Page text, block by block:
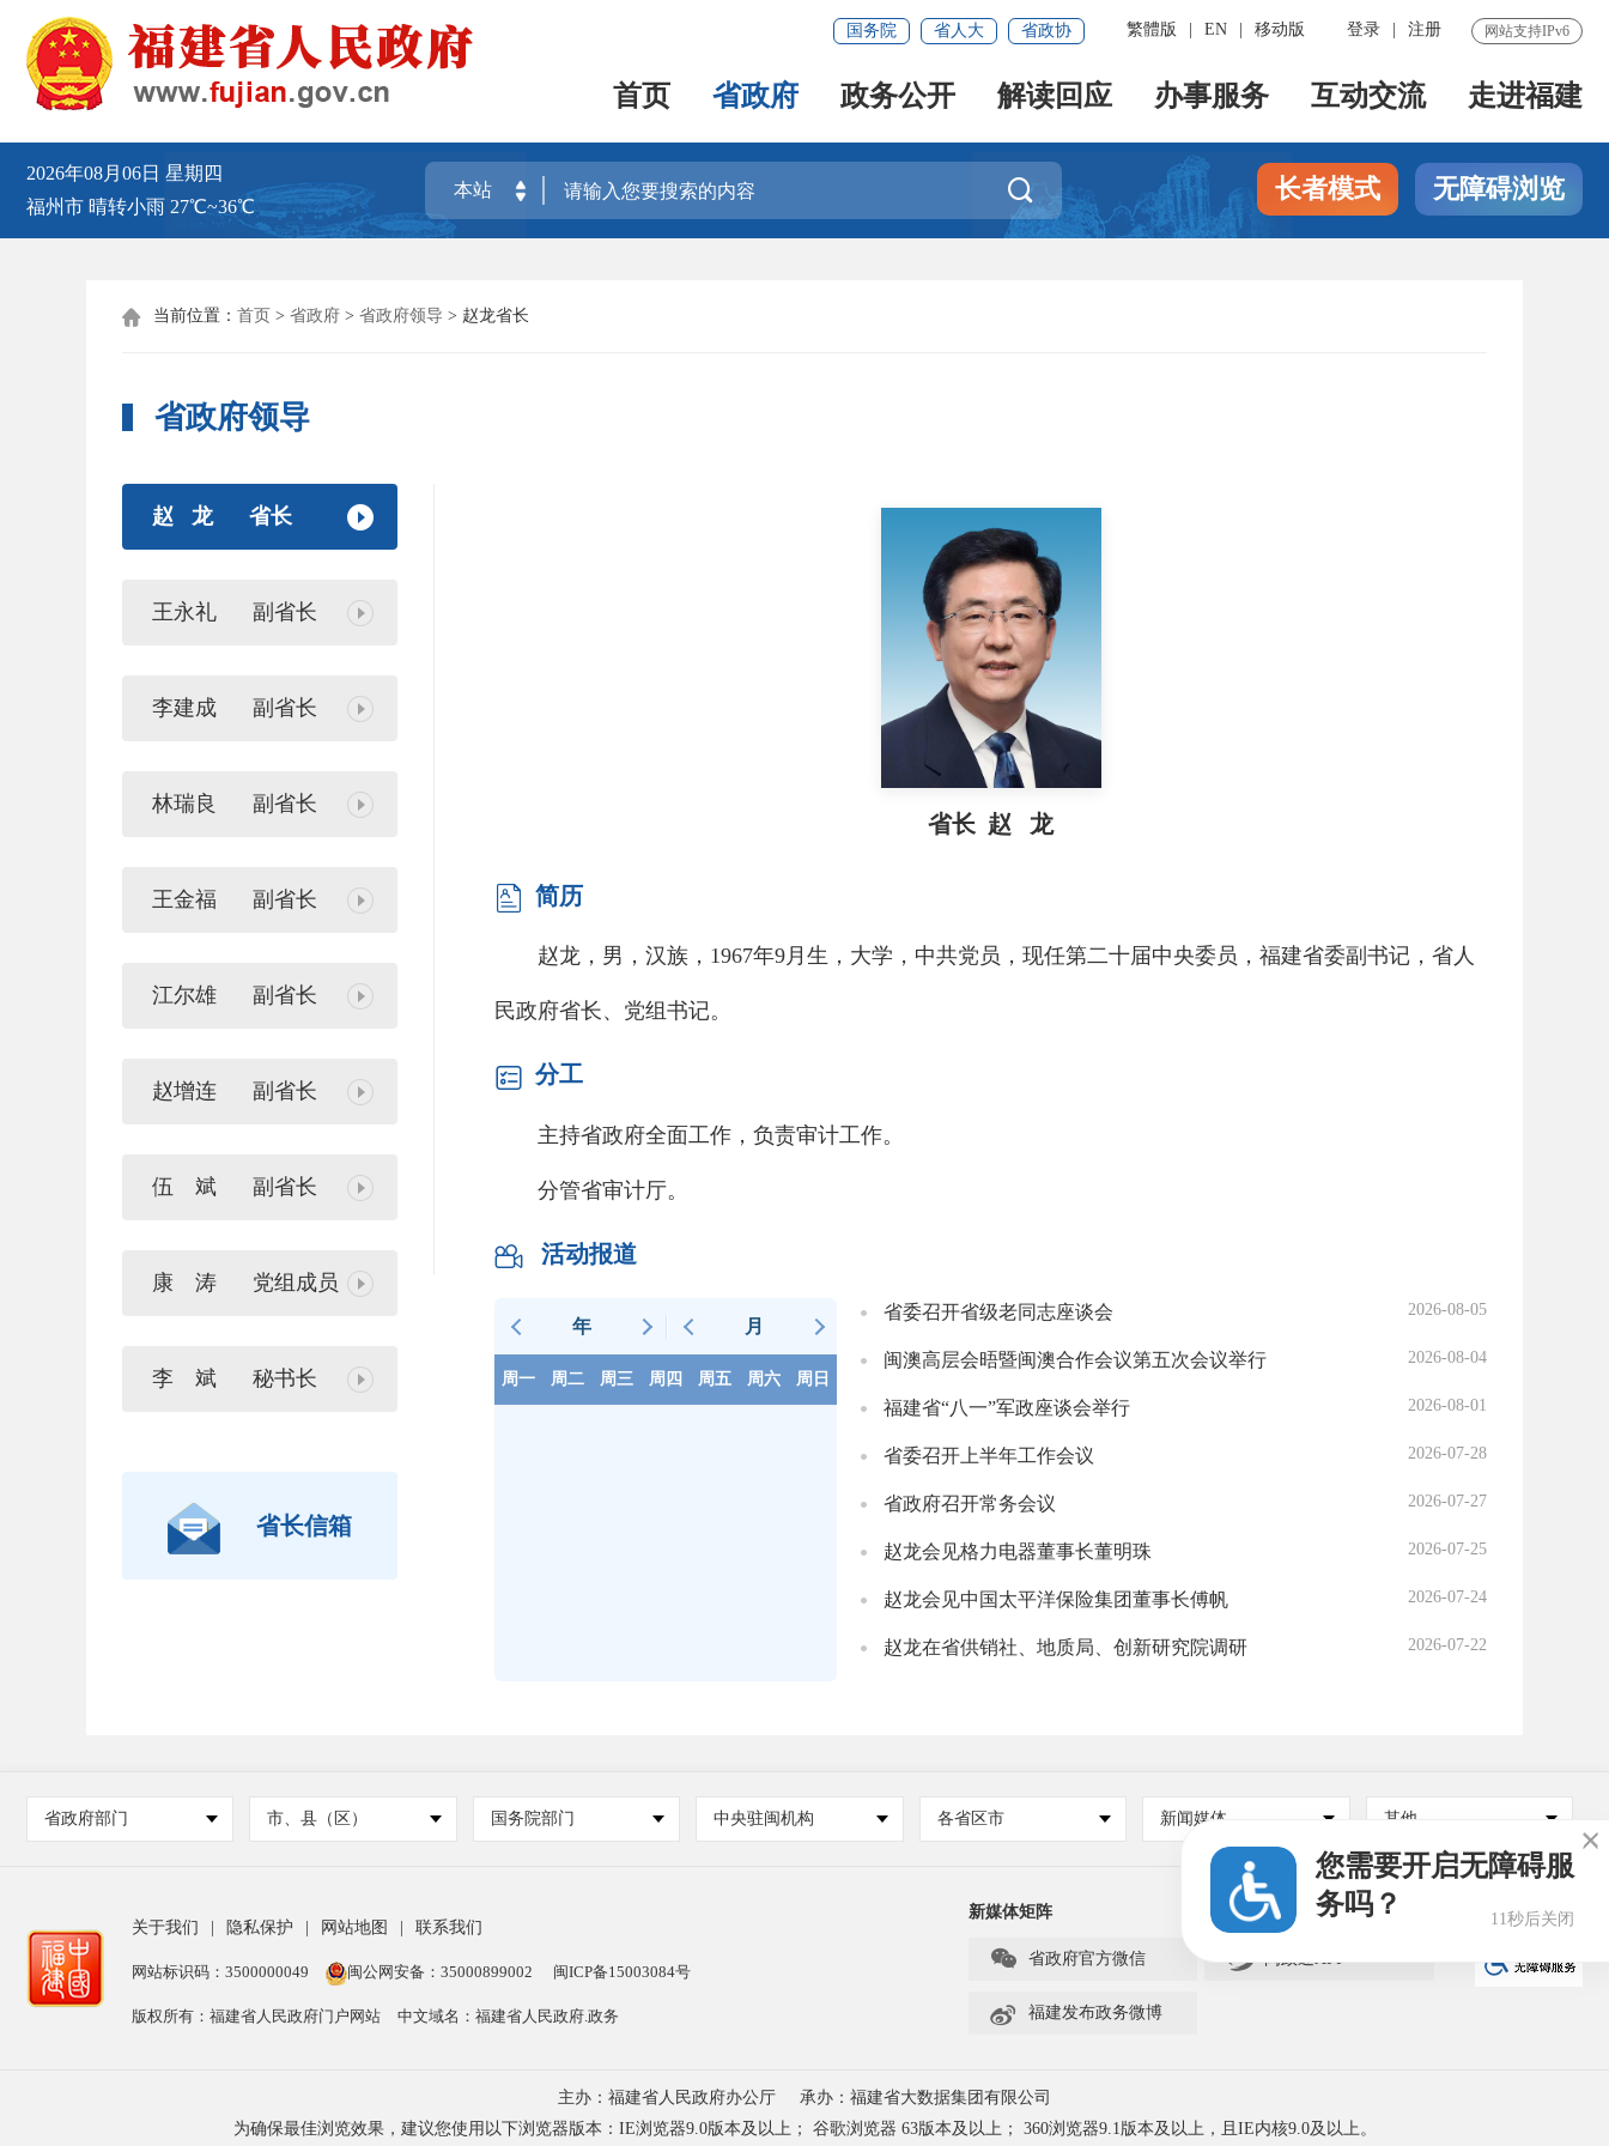
网站支持IPv6
登录 注册
繁體版 EN 移动版
国务院 省人大 省政协
首页 省政府 政务公开 解读回应 办事服务 互动交流 走进福建
2026年08月06日 星期四
福州市 晴转小雨 27℃~36℃
 长者模式 无障碍浏览
 当前位置： 首页 > 省政府 > 省政府领导 > 赵龙省长
省政府领导
赵 龙 省长
王永礼 副省长
李建成 副省长
林瑞良 副省长
王金福 副省长
江尔雄 副省长
赵增连 副省长
伍 斌 副省长
康 涛 党组成员
李 斌 秘书长
省长信箱
省长 赵 龙
 简历
赵龙，男，汉族，1967年9月生，大学，中共党员，现任第二十届中央委员，福建省委副书记，省人
民政府省长、党组书记。
 分工
主持省政府全面工作，负责审计工作。
分管省审计厅。
 活动报道
年 月
周一 周二 周三 周四 周五 周六 周日
2026-08-05
省委召开省级老同志座谈会
2026-08-04
闽澳高层会晤暨闽澳合作会议第五次会议举行
2026-08-01
福建省“八一”军政座谈会举行
2026-07-28
省委召开上半年工作会议
2026-07-27
省政府召开常务会议
2026-07-25
赵龙会见格力电器董事长董明珠
2026-07-24
赵龙会见中国太平洋保险集团董事长傅帆
2026-07-22
赵龙在省供销社、地质局、创新研究院调研
省政府部门 市、县（区） 国务院部门 中央驻闽机构 各省区市 新闻媒体 其他
关于我们 隐私保护 网站地图 联系我们
网站标识码：3500000049 闽公网安备：35000899002 闽ICP备15003084号
版权所有：福建省人民政府门户网站 中文域名：福建省人民政府.政务
新媒体矩阵
 省政府官方微信  闽政通APP
 福建发布政务微博
主办：福建省人民政府办公厅
承办：福建省大数据集团有限公司
为确保最佳浏览效果，建议您使用以下浏览器版本：IE浏览器9.0版本及以上； 谷歌浏览器 63版本及以上； 360浏览器9.1版本及以上，且IE内核9.0及以上。
您需要开启无障碍服
务吗？
11秒后关闭
